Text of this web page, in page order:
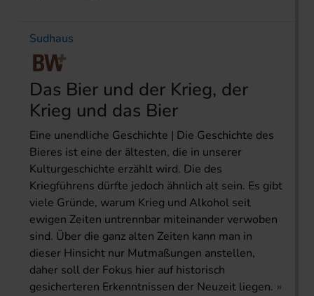
Sudhaus
Das Bier und der Krieg, der
Krieg und das Bier
Eine unendliche Geschichte | Die Geschichte des
Bieres ist eine der ältesten, die in unserer
Kulturgeschichte erzählt wird. Die des
Kriegführens dürfte jedoch ähnlich alt sein. Es gibt
viele Gründe, warum Krieg und Alkohol seit
ewigen Zeiten untrennbar miteinander verwoben
sind. Über die ganz alten Zeiten kann man in
dieser Hinsicht nur Mutmaßungen anstellen,
daher soll der Fokus hier auf historisch
gesicherteren Erkenntnissen der Neuzeit liegen.